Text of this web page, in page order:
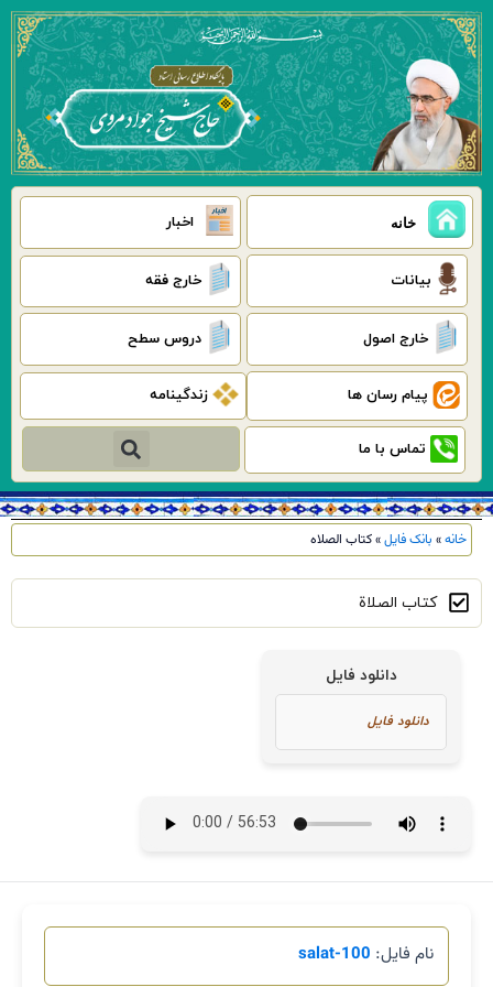
پرش
محتوا
خانه اخبار
بیانات خارج فقه
خارج اصول دروس سطح
پیام رسان ها زندگینامه
تماس با ما جستجو
خانه» بانک فایل»کتاب الصلاه
کتاب الصلاة
دانلود فایل
نام فایل: 100-salat